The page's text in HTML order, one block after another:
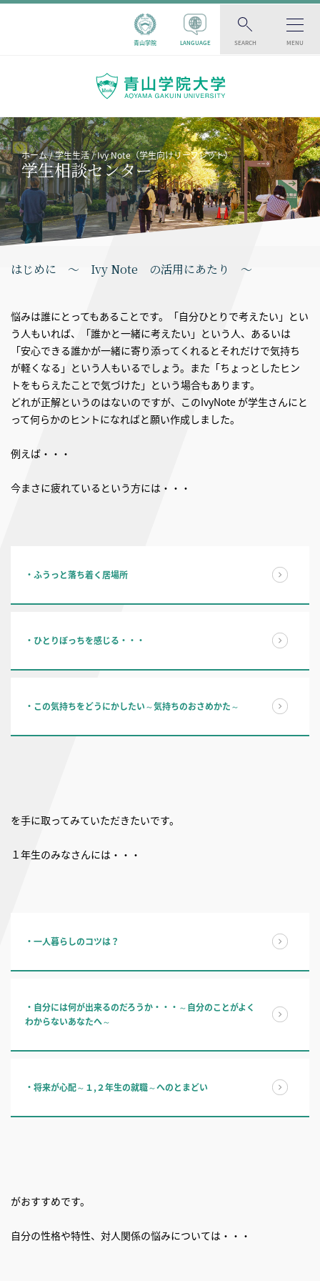
青山学院 LANGUAGE SEARCH MENU
ホーム 学生生活 Ivy Note（学生向けリーフレット）
学生相談センター
はじめに ～ Ivy Note の活用にあたり ～
悩みは誰にとってもあることです。「自分ひとりで考えたい」とい
う人もいれば、「誰かと一緒に考えたい」という人、あるいは
「安心できる誰かが一緒に寄り添ってくれるとそれだけで気持ち
が軽くなる」という人もいるでしょう。また「ちょっとしたヒン
トをもらえたことで気づけた」という場合もあります。
どれが正解というのはないのですが、このIvyNote が学生さんにと
って何らかのヒントになればと願い作成しました。
例えば・・・
今まさに疲れているという方には・・・
・ふうっと落ち着く居場所
・ひとりぼっちを感じる・・・
・この気持ちをどうにかしたい～気持ちのおさめかた～
を手に取ってみていただきたいです。
１年生のみなさんには・・・
・一人暮らしのコツは？
・自分には何が出来るのだろうか・・・～自分のことがよく
わからないあなたへ～
・将来が心配～１,２年生の就職～へのとまどい
がおすすめです。
自分の性格や特性、対人関係の悩みについては・・・